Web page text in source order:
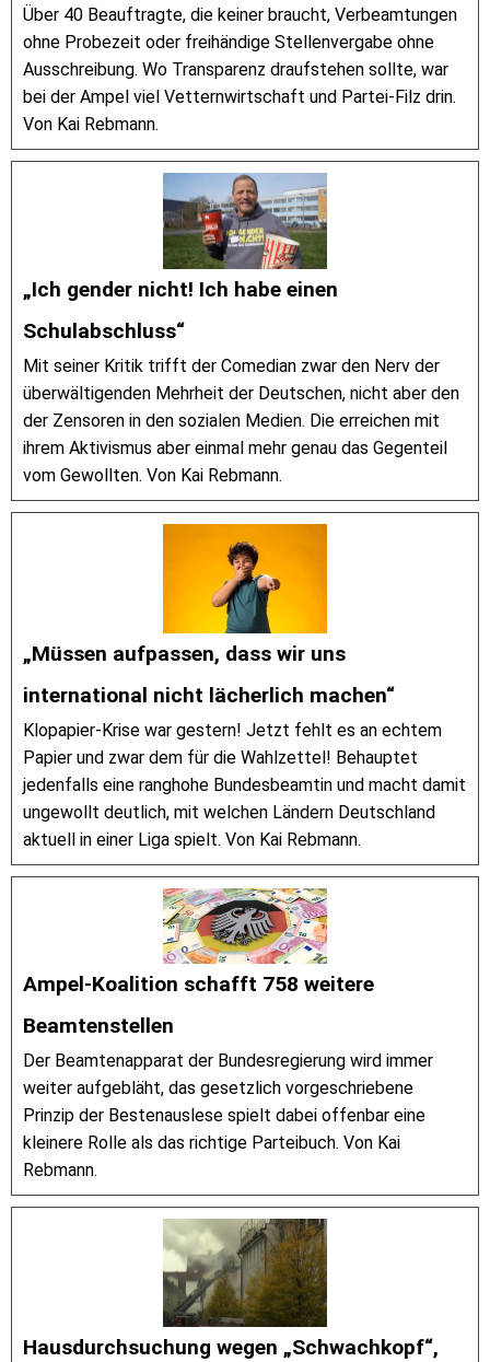
Über 40 Beauftragte, die keiner braucht, Verbeamtungen
ohne Probezeit oder freihändige Stellenvergabe ohne
Ausschreibung. Wo Transparenz draufstehen sollte, war
bei der Ampel viel Vetternwirtschaft und Partei-Filz drin.
Von Kai Rebmann.
„Ich gender nicht! Ich habe einen
Schulabschluss“
Mit seiner Kritik trifft der Comedian zwar den Nerv der
überwältigenden Mehrheit der Deutschen, nicht aber den
der Zensoren in den sozialen Medien. Die erreichen mit
ihrem Aktivismus aber einmal mehr genau das Gegenteil
vom Gewollten. Von Kai Rebmann.
„Müssen aufpassen, dass wir uns
international nicht lächerlich machen“
Klopapier-Krise war gestern! Jetzt fehlt es an echtem
Papier und zwar dem für die Wahlzettel! Behauptet
jedenfalls eine ranghohe Bundesbeamtin und macht damit
ungewollt deutlich, mit welchen Ländern Deutschland
aktuell in einer Liga spielt. Von Kai Rebmann.
Ampel-Koalition schafft 758 weitere
Beamtenstellen
Der Beamtenapparat der Bundesregierung wird immer
weiter aufgebläht, das gesetzlich vorgeschriebene
Prinzip der Bestenauslese spielt dabei offenbar eine
kleinere Rolle als das richtige Parteibuch. Von Kai
Rebmann.
Hausdurchsuchung wegen „Schwachkopf“,